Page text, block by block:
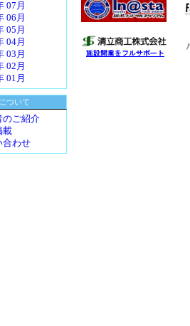
07月
06月
05月
04月
03月
02月
01月
ついて
のご紹介
載
合わせ